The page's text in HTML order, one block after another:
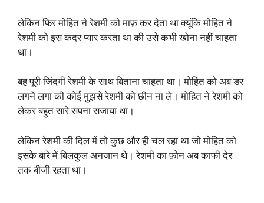
लेकिन फिर मोहित ने रेशमी को माफ़ कर देता था क्यूंकि मोहित ने
रेशमी को इस कदर प्यार करता था की उसे कभी खोना नहीं चाहता
था।
बह पूरी जिंदगी रेशमी के साथ बिताना चाहता था। मोहित को अब डर
लगने लगा की कोई मुझसे रेशमी को छीन ना ले। मोहित ने रेशमी को
लेकर बहुत सारे सपना सजाया था।
लेकिन रेशमी की दिल में तो कुछ और ही चल रहा था जो मोहित को
इसके बारे में बिलकुल अनजान थे। रेशमी का फ़ोन अब काफी देर
तक बीजी रहता था।